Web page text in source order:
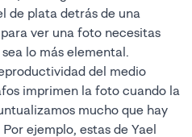
de plata detrás de una
ver una foto necesitas
lo más elemental.
del medio
imprimen la foto cuando la
mucho que hay
ejemplo, estas de Yael